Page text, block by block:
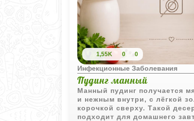
1,55K 0 0
Инфекционные Заболевания
Пудинг манный
Манный пудинг получается
и нежным внутри, с лёгкой
корочкой сверху. Такой
подходит для домашнего